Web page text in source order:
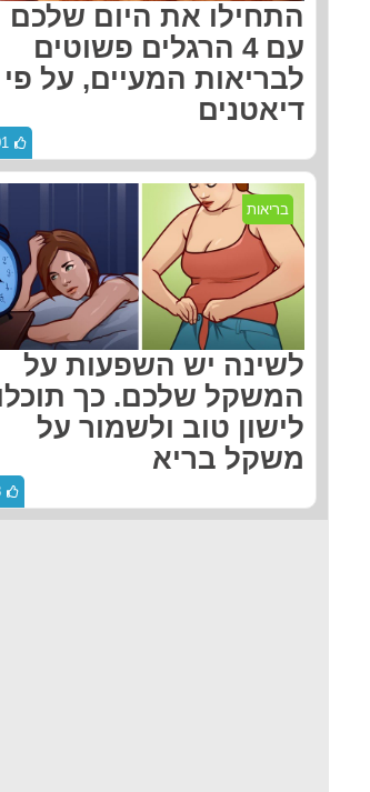
התחילו את היום שלכם
עם 4 הרגלים פשוטים
לבריאות המעיים, על פי
דיאטנים
בריאות
לשינה יש השפעות על
המשקל שלכם. כך
לישון טוב ולשמור על
משקל בריא